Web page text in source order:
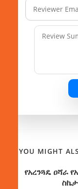
YOU MIGHT
የአረንጓዴ ዐሻራ